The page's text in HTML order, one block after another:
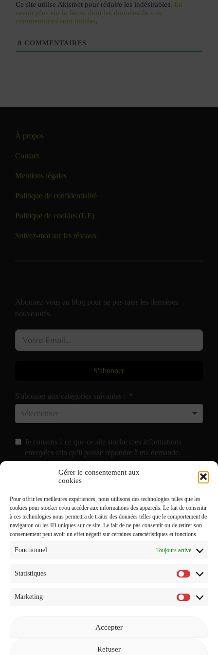
Gérer le consentement aux
cookies
Pour offrir les meilleures expériences, nous utilisons des technologies telles que les
cookies pour stocker et/ou accéder aux informations des appareils. Le fait de consentir
à ces technologies nous permettra de traiter des données telles que le comportement de
navigation ou les ID uniques sur ce site. Le fait de ne pas consentir ou de retirer son
consentement peut avoir un effet négatif sur certaines caractéristiques et fonctions.
Fonctionnel Toujours activé
Statistiques
Marketing
Accepter
Refuser
Ce site utilise Akismet pour réduire les indésirables. En
savoir plus sur la façon dont les données de vos
commentaires sont traitées.
0 COMMENTAIRES
À propos
Contact
Mentions légales
Politique de confidentialité
Politique de cookies (UE)
Suivez-moi sur les réseaux
Abonnez-vous au blog pour ne pas rater les dernières
nouveautés.
S'abonner
S'abonner aux catégories suivantes :
Je consens à ce que ce site stocke mes informations
envoyées afin qu'il puisse répondre à ma demande.
J'accepte de recevoir vos e-mails et confirme avoir pris
Mentions Légales.